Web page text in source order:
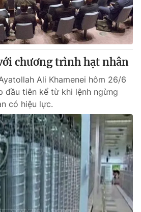
Podcast
Infographic
Shorts video
VTV Thể thao
Bất động sản
chương trình hạt nhân
Ali Khamenei hôm 26/6
đầu tiên kể từ khi lệnh ngừng
có hiệu lực.